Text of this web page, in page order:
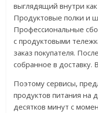
выглядящий внутри
Продуктовые полки и
Профессиональные
с продуктовыми
заказ покупателя.
собранное в доставку.
Поэтому сервисы,
продуктов питания на
десятков минут с